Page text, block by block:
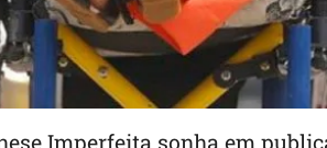
Imperfeita sonha em